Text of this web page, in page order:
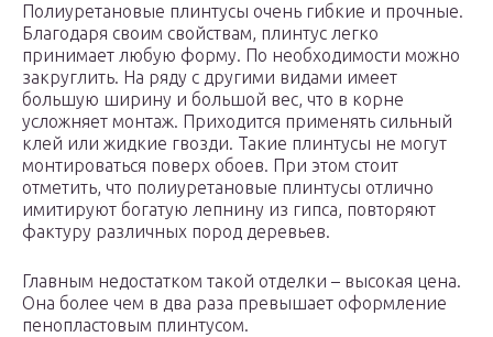
Полиуретановые плинтусы очень гибкие и прочные.
Благодаря своим свойствам, плинтус легко
принимает любую форму. По необходимости можно
закруглить. На ряду с другими видами имеет
большую ширину и большой вес, что в корне
усложняет монтаж. Приходится применять сильный
клей или жидкие гвозди. Такие плинтусы не могут
монтироваться поверх обоев. При этом стоит
отметить, что полиуретановые плинтусы отлично
имитируют богатую лепнину из гипса, повторяют
фактуру различных пород деревьев.
Главным недостатком такой отделки – высокая цена.
Она более чем в два раза превышает оформление
пенопластовым плинтусом.